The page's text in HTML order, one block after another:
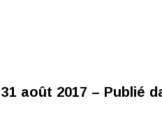
31 août 2017 – Publié